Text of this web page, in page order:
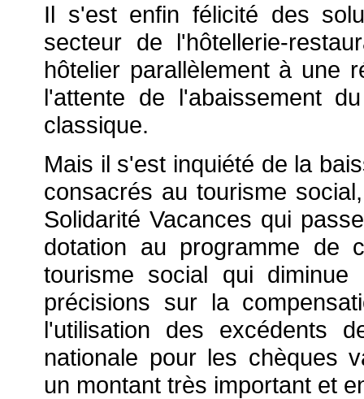
Il s'est enfin félicité des
secteur de l'hôtellerie-
hôtelier parallèlement à une
l'attente de l'abaissement
classique.
Mais il s'est inquiété de la
consacrés au tourisme
Solidarité Vacances qui
dotation au programme de
tourisme social qui
précisions sur la
l'utilisation des excédents
nationale pour les chèques
un montant très important et